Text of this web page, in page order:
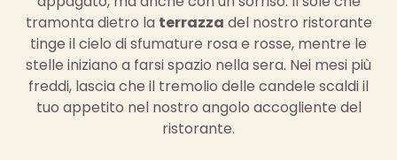
tramonta dietro la terrazza del nostro ristorante
tinge il cielo di sfumature rosa e rosse, mentre le
stelle iniziano a farsi spazio nella sera. Nei mesi più
freddi, lascia che il tremolio delle candele scaldi il
tuo appetito nel nostro angolo accogliente del
ristorante.